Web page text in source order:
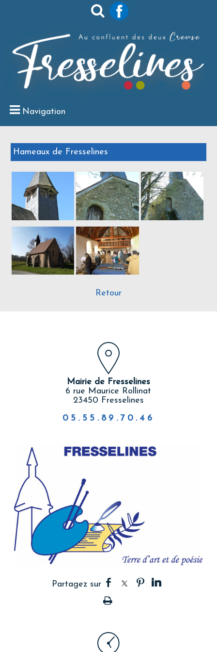
Navigation
Hameaux de Fresselines
Retour
Mairie de Fresselines
6 rue Maurice Rollinat
23450 Fresselines
05.55.89.70.46